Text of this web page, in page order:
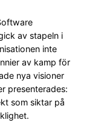
av stapeln i
inte
av kamp för
nya visioner
presenterades:
som siktar på